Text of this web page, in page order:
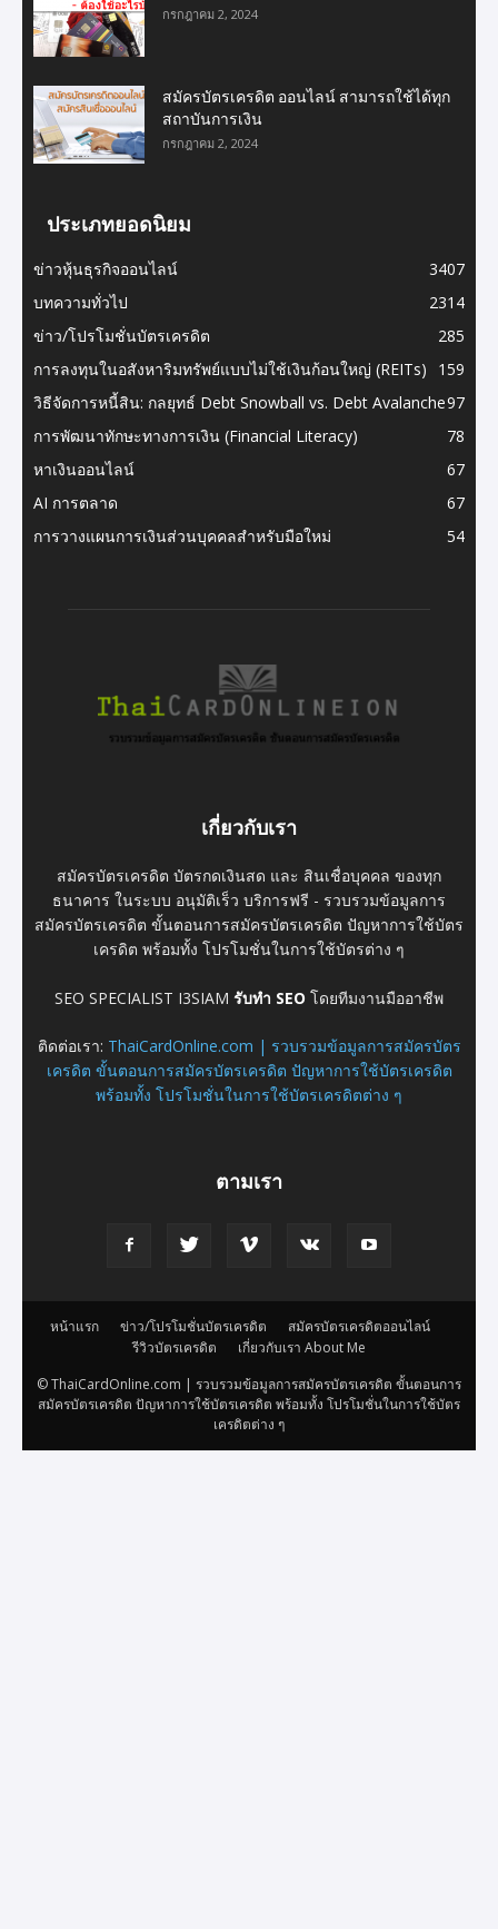
กรกฎาคม 2, 2024
สมัครบัตรเครดิต ออนไลน์ สามารถใช้ได้ทุก
สถาบันการเงิน
กรกฎาคม 2, 2024
ประเภทยอดนิยม
ข่าวหุ้นธุรกิจออนไลน์
3407
บทความทั่วไป
2314
ข่าว/โปรโมชั่นบัตรเครดิต
285
การลงทุนในอสังหาริมทรัพย์แบบไม่ใช้เงินก้อนใหญ่ (REITs)
159
วิธีจัดการหนี้สิน: กลยุทธ์ Debt Snowball vs. Debt Avalanche97
การพัฒนาทักษะทางการเงิน (Financial Literacy)
78
หาเงินออนไลน์
67
AI การตลาด
67
การวางแผนการเงินส่วนบุคคลสำหรับมือใหม่
54
เกี่ยวกับเรา
สมัครบัตรเครดิต บัตรกดเงินสด และ สินเชื่อบุคคล ของทุก
ธนาคาร ในระบบ อนุมัติเร็ว บริการฟรี - รวบรวมข้อมูลการ
สมัครบัตรเครดิต ขั้นตอนการสมัครบัตรเครดิต ปัญหาการใช้บัตร
เครดิต พร้อมทั้ง โปรโมชั่นในการใช้บัตรต่าง ๆ
SEO SPECIALIST I3SIAM รับทำ SEO โดยทีมงานมืออาชีพ
ติดต่อเรา: ThaiCardOnline.com | รวบรวมข้อมูลการสมัครบัตร
เครดิต ขั้นตอนการสมัครบัตรเครดิต ปัญหาการใช้บัตรเครดิต
พร้อมทั้ง โปรโมชั่นในการใช้บัตรเครดิตต่าง ๆ
ตามเรา
หน้าแรก ข่าว/โปรโมชั่นบัตรเครดิต
สมัครบัตรเครดิตออนไลน์
รีวิวบัตรเครดิต
เกี่ยวกับเรา About Me
© ThaiCardOnline.com | รวบรวมข้อมูลการสมัครบัตรเครดิต ขั้นตอนการ
สมัครบัตรเครดิต ปัญหาการใช้บัตรเครดิต พร้อมทั้ง โปรโมชั่นในการใช้บัตร
เครดิตต่าง ๆ